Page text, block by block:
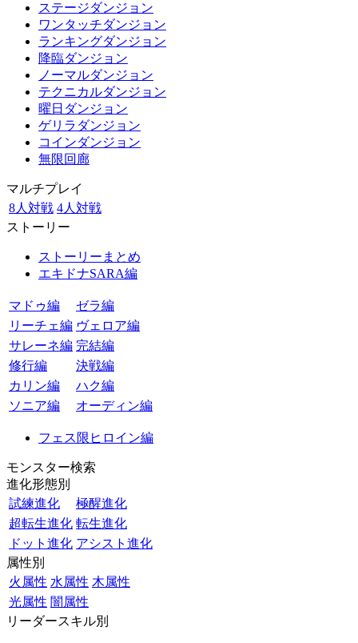
ステージダンジョン
ワンタッチダンジョン
ランキングダンジョン
降臨ダンジョン
ノーマルダンジョン
テクニカルダンジョン
曜日ダンジョン
ゲリラダンジョン
コインダンジョン
無限回廊
マルチプレイ
8人対戦 4人対戦
ストーリー
ストーリーまとめ
エキドナSARA編
マドゥ編
ゼラ編
リーチェ編 ヴェロア編
サレーネ編 完結編
修行編
決戦編
カリン編
ハク編
ソニア編
オーディン編
フェス限ヒロイン編
モンスター検索
進化形態別
試練進化
極醒進化
超転生進化 転生進化
ドット進化 アシスト進化
属性別
火属性 水属性 木属性
光属性 闇属性
リーダースキル別